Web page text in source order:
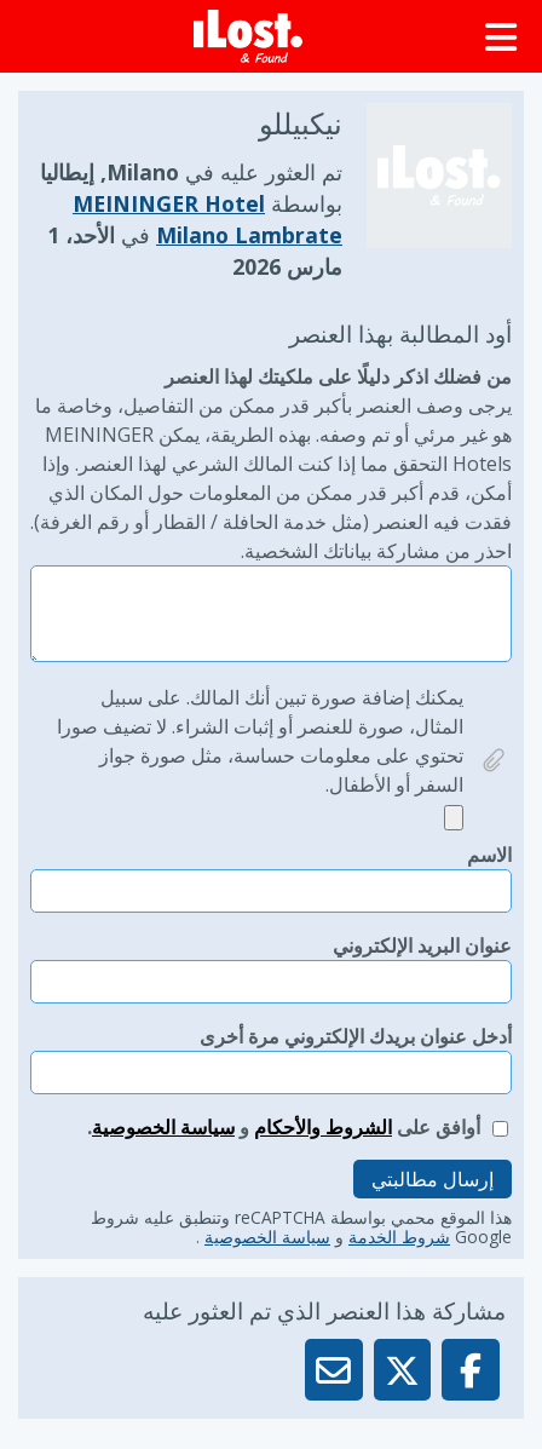
نيكبيللو
تم العثور عليه في Milano, إيطاليا
بواسطة MEININGER Hotel
Milano Lambrate في
الأحد، 1
مارس 2026
أود المطالبة بهذا العنصر
من فضلك اذكر دليلًا على ملكيتك لهذا العنصر
يرجى وصف العنصر بأكبر قدر ممكن من التفاصيل، وخاصة ما
هو غير مرئي أو تم وصفه. بهذه الطريقة، يمكن MEININGER
Hotels التحقق مما إذا كنت المالك الشرعي لهذا العنصر. وإذا
أمكن، قدم أكبر قدر ممكن من المعلومات حول المكان الذي
فقدت فيه العنصر (مثل خدمة الحافلة / القطار أو رقم الغرفة).
احذر من مشاركة بياناتك الشخصية.
يمكنك إضافة صورة تبين أنك المالك. على سبيل
المثال، صورة للعنصر أو إثبات الشراء. لا تضيف صورا
تحتوي على معلومات حساسة، مثل صورة جواز
السفر أو الأطفال.
الاسم
عنوان البريد الإلكتروني
أدخل عنوان بريدك الإلكتروني مرة أخرى
أوافق على الشروط والأحكام و سياسة الخصوصية.
إرسال مطالبتي
هذا الموقع محمي بواسطة reCAPTCHA وتنطبق عليه شروط
Google شروط الخدمة و سياسة الخصوصية .
مشاركة هذا العنصر الذي تم العثور عليه